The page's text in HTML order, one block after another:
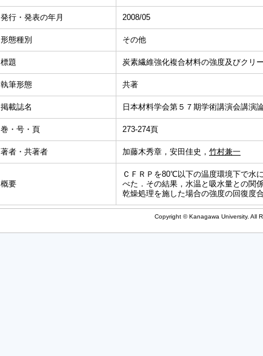
発行・発表の年月 2008/05
形態種別 その他
標題 炭素繊維強化複合材料の強度及びクリ
執筆形態 共著
掲載誌名 日本材料学会第５７期学術講演会講演
巻・号・頁 273-274頁
著者・共著者 加藤木秀章，安田佳史， 竹村兼一
概要
ＣＦＲＰを80℃以下の温度環境下で水
べた．その結果，水温と吸水量との関
乾燥処理を施した場合の強度の回復度
Copyright © Kanagawa University. All